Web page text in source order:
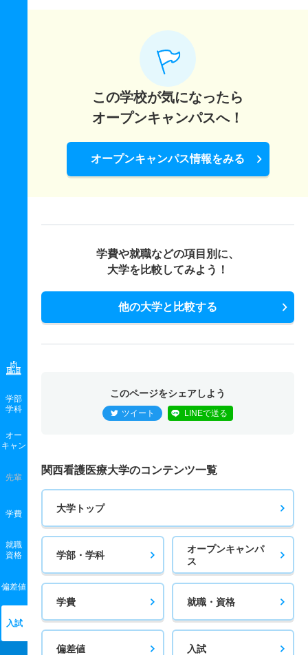
学部
学科
オー
キャン
先輩
学費
就職
資格
偏差値
入試
この学校が気になったら
オープンキャンパスへ！
オープンキャンパス情報をみる
学費や就職などの項目別に、
大学を比較してみよう！
他の大学と比較する
このページをシェアしよう
ツイート LINEで送る
関西看護医療大学のコンテンツ一覧
大学トップ
学部・学科
オープンキャンパ
ス
学費 就職・資格
偏差値 入試